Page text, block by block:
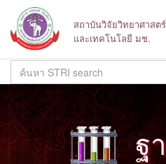
สถาบันวิจัยวิทยาศาสตร์
และเทคโนโลยี มช.
ฐ